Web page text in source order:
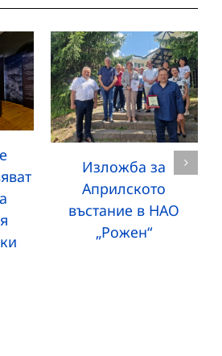
Изложба за
Априлското
въстание в НАО
„Рожен“